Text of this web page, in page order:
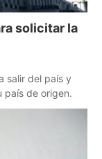
solicitar la
salir del país y
país de origen.